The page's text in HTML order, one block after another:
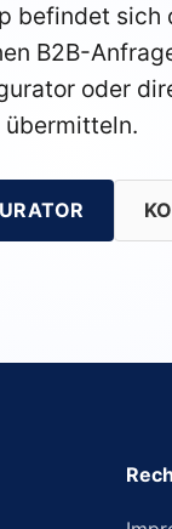
befindet
B2B-
oder
übermitteln.